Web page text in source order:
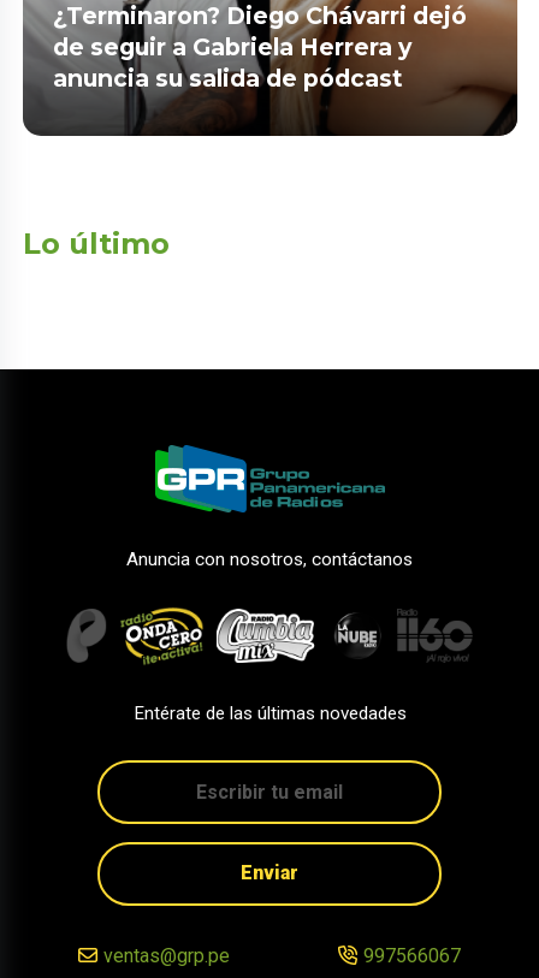
¿Terminaron? Diego Chávarri dejó
de seguir a Gabriela Herrera y
anuncia su salida de pódcast
Lo último
Anuncia con nosotros, contáctanos
Entérate de las últimas novedades
Enviar
ventas@grp.pe 997566067